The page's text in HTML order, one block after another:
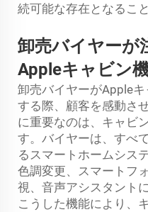
続可能な存在となるこ
卸売バイヤーが
Appleキャビン
卸売バイヤーがApple
する際、顧客を感動さ
に重要なのは、キャビ
す。バイヤーは、すべ
るスマートホームシス
色調変更、スマートフ
視、音声アシスタント
こうした機能により、